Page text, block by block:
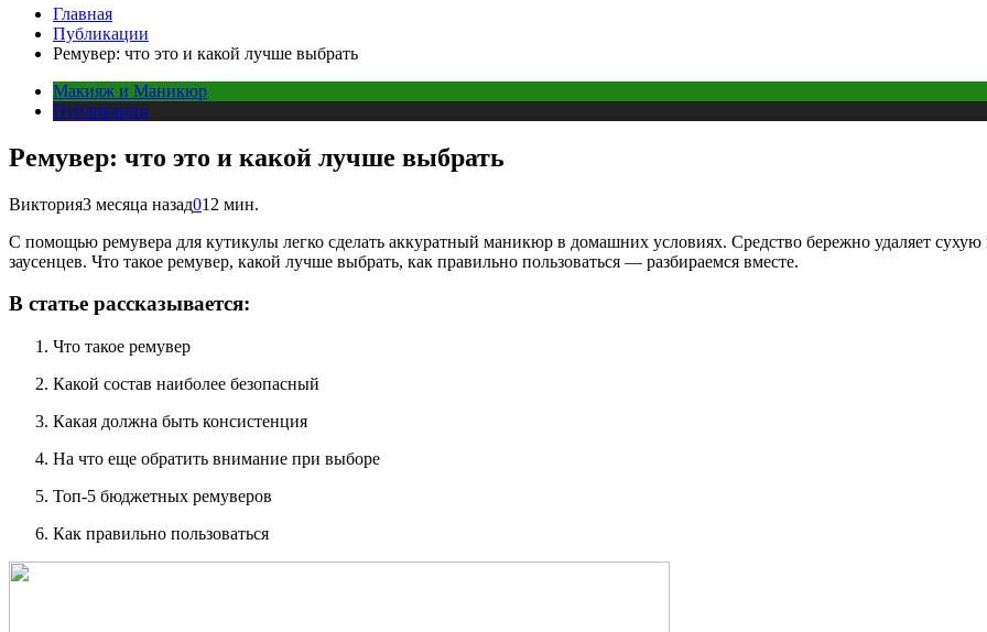
Главная
Публикации
Ремувер: что это и какой лучше выбрать
Макияж и Маникюр
Публикации
Ремувер: что это и какой лучше выбрать
Виктория3 месяца назад012 мин.
С помощью ремувера для кутикулы легко сделать аккуратный маникюр в домашних условиях. Средство бережно удаляет сухую
заусенцев. Что такое ремувер, какой лучше выбрать, как правильно пользоваться — разбираемся вместе.
В статье рассказывается:
Что такое ремувер
Какой состав наиболее безопасный
Какая должна быть консистенция
На что еще обратить внимание при выборе
Топ-5 бюджетных ремуверов
Как правильно пользоваться